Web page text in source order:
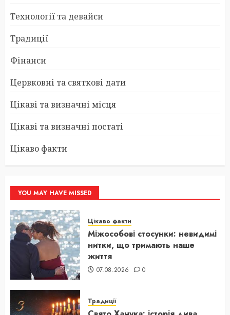
Технології та девайси
Традиції
Фінанси
Цервковні та святкові дати
Цікаві та визначні місця
Цікаві та визначні постаті
Цікаво факти
YOU MAY HAVE MISSED
Цікаво факти
Міжособові стосунки: невидимі
нитки, що тримають наше
життя
07.08.2026 0
Традиції